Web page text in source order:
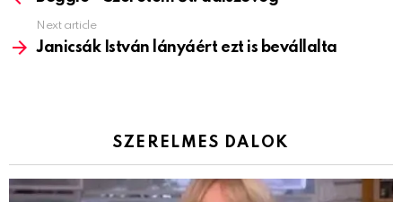
Next article
Janicsák István lányáért ezt is bevállalta
SZERELMES DALOK